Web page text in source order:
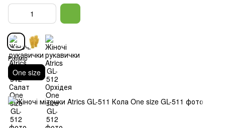
Розмір
One size